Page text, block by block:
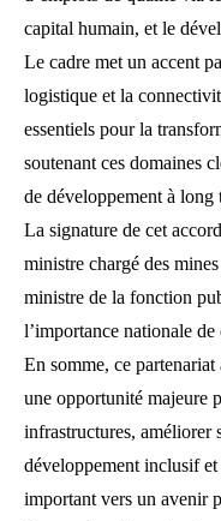
capital humain, et le
Le cadre met un accent
logistique et la
essentiels pour la
soutenant ces domaines
de développement à long
La signature de cet
ministre chargé des
ministre de la fonction
l’importance nationale
En somme, ce
une opportunité majeure
infrastructures, améliorer
développement inclusif
important vers un avenir